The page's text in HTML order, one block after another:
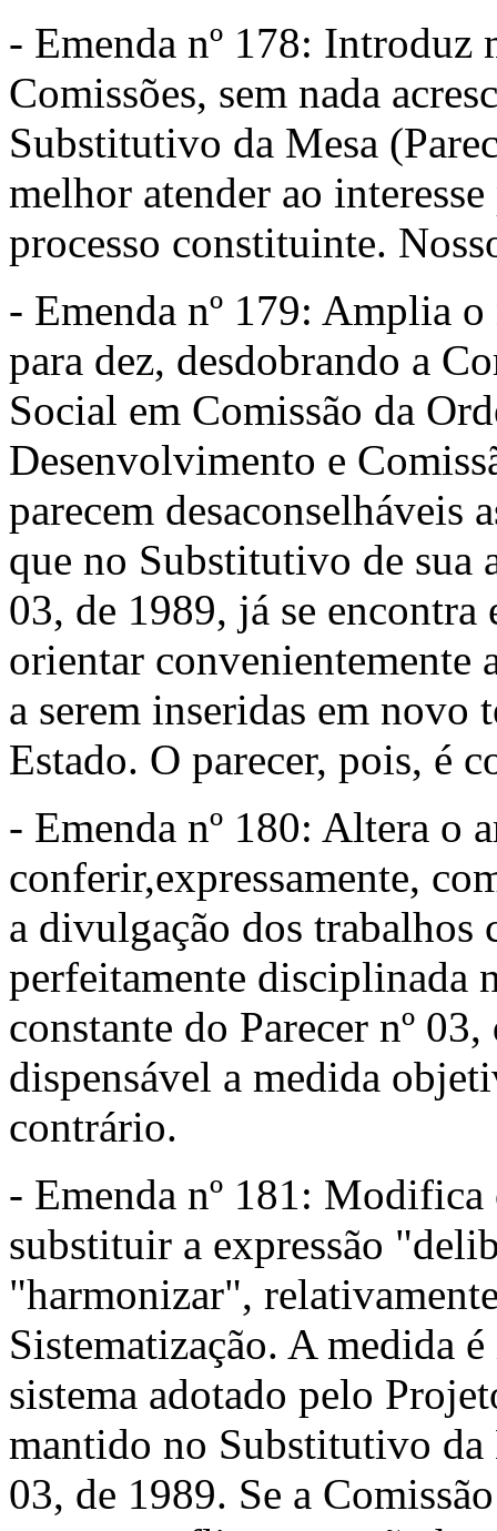
- Emenda nº 178: Introduz
Comissões, sem nada
Substitutivo da Mesa
melhor atender ao
processo constituinte.
- Emenda nº 179: Amplia
para dez, desdobrando a
Social em Comissão da
Desenvolvimento e
parecem desaconselháveis
que no Substitutivo de sua
03, de 1989, já se encontra
orientar convenientemente
a serem inseridas em
Estado. O parecer, pois, é
- Emenda nº 180: Altera o
conferir,expressamente,
a divulgação dos trabalhos
perfeitamente disciplinada
constante do Parecer nº
dispensável a medida
contrário.
- Emenda nº 181:
substituir a expressão
"harmonizar",
Sistematização. A medida
sistema adotado pelo
mantido no Substitutivo da
03, de 1989. Se a